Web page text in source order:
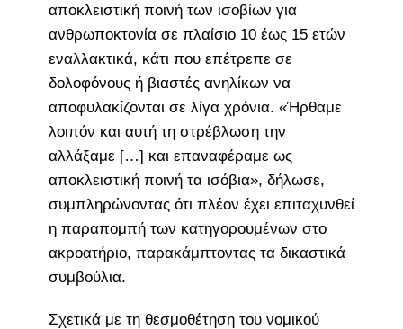
αποκλειστική ποινή των ισοβίων για
ανθρωποκτονία σε πλαίσιο 10 έως 15 ετών
εναλλακτικά, κάτι που επέτρεπε σε
δολοφόνους ή βιαστές ανηλίκων να
αποφυλακίζονται σε λίγα χρόνια. «Ήρθαμε
λοιπόν και αυτή τη στρέβλωση την
αλλάξαμε […] και επαναφέραμε ως
αποκλειστική ποινή τα ισόβια», δήλωσε,
συμπληρώνοντας ότι πλέον έχει επιταχυνθεί
η παραπομπή των κατηγορουμένων στο
ακροατήριο, παρακάμπτοντας τα δικαστικά
συμβούλια.
Σχετικά με τη θεσμοθέτηση του νομικού